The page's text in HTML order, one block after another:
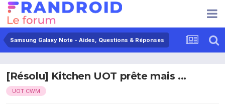
Samsung Galaxy Note - Aides, Questions & Réponses
[Résolu] Kitchen UOT prête mais ...
UOT CWM